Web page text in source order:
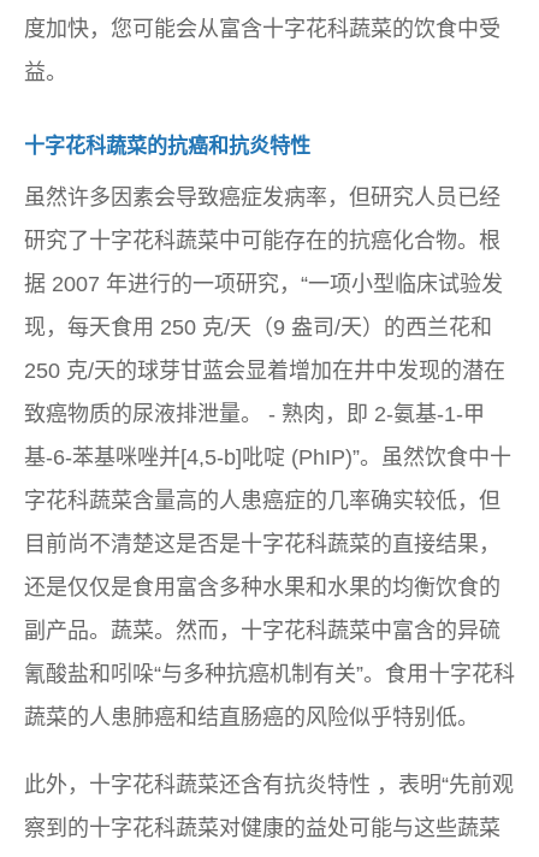
度加快，您可能会从富含十字花科蔬菜的饮食中受
益。
十字花科蔬菜的抗癌和抗炎特性
虽然许多因素会导致癌症发病率，但研究人员已经
研究了十字花科蔬菜中可能存在的抗癌化合物。根
据 2007 年进行的一项研究，“一项小型临床试验发
现，每天食用 250 克/天（9 盎司/天）的西兰花和
250 克/天的球芽甘蓝会显着增加在井中发现的潜在
致癌物质的尿液排泄量。 - 熟肉，即 2-氨基-1-甲
基-6-苯基咪唑并[4,5-b]吡啶 (PhIP)”。虽然饮食中十
字花科蔬菜含量高的人患癌症的几率确实较低，但
目前尚不清楚这是否是十字花科蔬菜的直接结果，
还是仅仅是食用富含多种水果和水果的均衡饮食的
副产品。蔬菜。然而，十字花科蔬菜中富含的异硫
氰酸盐和吲哚“与多种抗癌机制有关”。食用十字花科
蔬菜的人患肺癌和结直肠癌的风险似乎特别低。
此外， 十字花科蔬菜还含有抗炎特性 ，表明“先前观
察到的十字花科蔬菜对健康的益处可能与这些蔬菜